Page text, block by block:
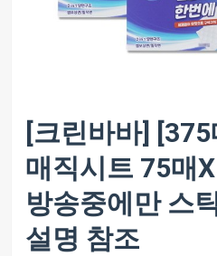
[크린바바]
매직시트 75매
방송중에만 스
설명 참조